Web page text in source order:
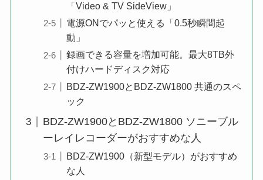
「Video & TV SideView」
電源ONでパッと使える「0.5秒瞬間起
動」
録画できる容量を増加可能。最大8TB外
付けハードディスク対応
BDZ-ZW1900とBDZ-ZW1800 共通のスペ
ック
BDZ-ZW1900とBDZ-ZW1800 ソニーブル
ーレイレコーダーがおすすめな人
BDZ-ZW1900（新型モデル）がおすすめ
な人